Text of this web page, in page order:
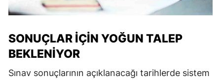
SONUÇLAR İÇIN YOĞUN TALEP
BEKLENIYOR
Sınav sonuçlarının açıklanacağı tarihlerde sistem